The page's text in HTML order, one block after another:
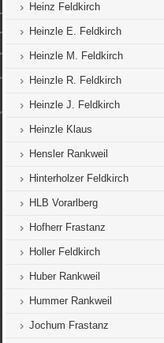
Heinz Feldkirch
Heinzle E. Feldkirch
Heinzle M. Feldkirch
Heinzle R. Feldkirch
Heinzle J. Feldkirch
Heinzle Klaus
Hensler Rankweil
Hinterholzer Feldkirch
HLB Vorarlberg
Hofherr Frastanz
Holler Feldkirch
Huber Rankweil
Hummer Rankweil
Jochum Frastanz